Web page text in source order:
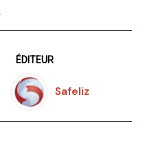
ÉDITEUR
Safeliz